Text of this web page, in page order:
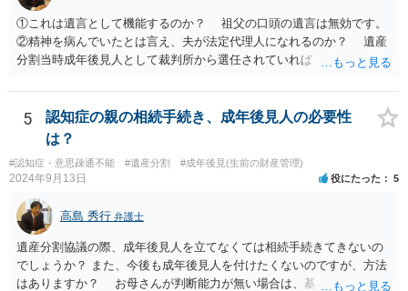
①これは遺言として機能するのか？ 祖父の口頭の遺言は無効です。
②精神を病んでいたとは言え、夫が法定代理人になれるのか？ 遺産
分割当時成年後見人として裁判所から選任されていれば 法定代理人
か？ 返せという主張は、取り消し又は無効を認める主張になるので
そのような主張はこちらからしない方がよいと思います。 ④財産分
与が終わったと認識しているのに今更土地の相続をやり直せるのか？
２０００年４月ということだと１９年前の話です。 その当時、成
年後見人に選任されていたのかわかりませんが 成年後見人が選任さ
れていなければ 遺産分割協議は有効の可能性があります。 無効で
も時効取得あるいは消滅時効にかかっている 可能性があります。
弁護士に詳しい事情を説明して面談で相談した方がよいと思いま
す。
5
認知症の親の相続手続き、成年後見人の必要性
は？
#認知症・意思疎通不能 #遺産分割 #成年後見(生前の財産管理)
2024年9月13日 役にたった 5
高島 秀行 弁護士
遺産分割協議の際、成年後見人を立てなくては相続手続きてきないの
でしょうか？ また、今後も成年後見人を付けたくないのですが、方法
はありますか？ お母さんが判断能力が無い場合は、基本的に成年後